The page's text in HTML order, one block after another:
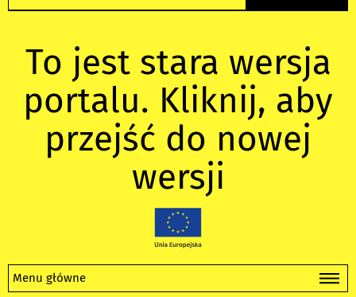
To jest stara wersja
portalu. Kliknij, aby
przejść do nowej
wersji
Menu główne